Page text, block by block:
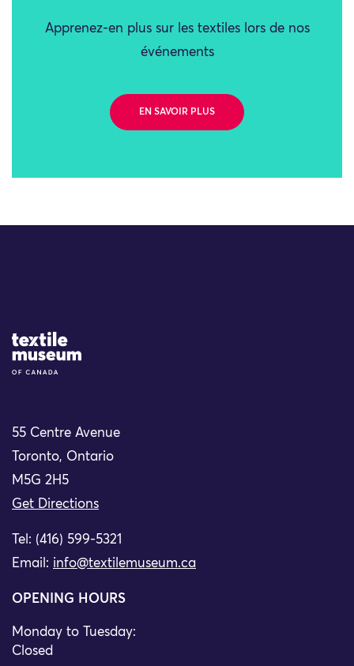
Apprenez-en plus sur les textiles lors de nos
événements
EN SAVOIR PLUS
Site Logo
55 Centre Avenue
Toronto, Ontario
M5G 2H5
Get Directions
Tel: (416) 599-5321
Email: info@textilemuseum.ca
OPENING HOURS
Monday to Tuesday:
Closed